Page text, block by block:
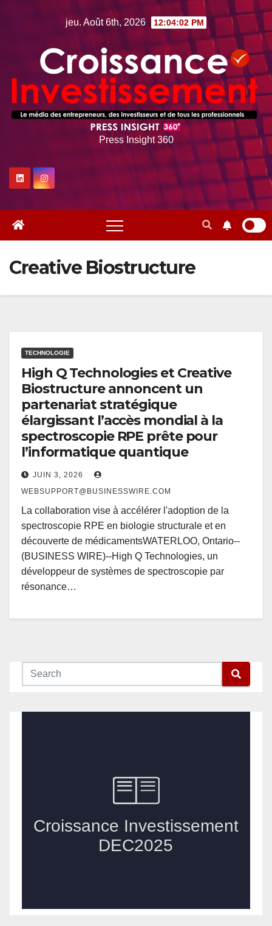
jeu. Août 6th, 2026 12:04:03 PM
Press Insight 360
Creative Biostructure
TECHNOLOGIE
High Q Technologies et Creative
Biostructure annoncent un
partenariat stratégique
élargissant l’accès mondial à la
spectroscopie RPE prête pour
l’informatique quantique
JUIN 3, 2026
WEBSUPPORT@BUSINESSWIRE.COM
La collaboration vise à accélérer l'adoption de la
spectroscopie RPE en biologie structurale et en
découverte de médicamentsWATERLOO, Ontario--
(BUSINESS WIRE)--High Q Technologies, un
développeur de systèmes de spectroscopie par
résonance…